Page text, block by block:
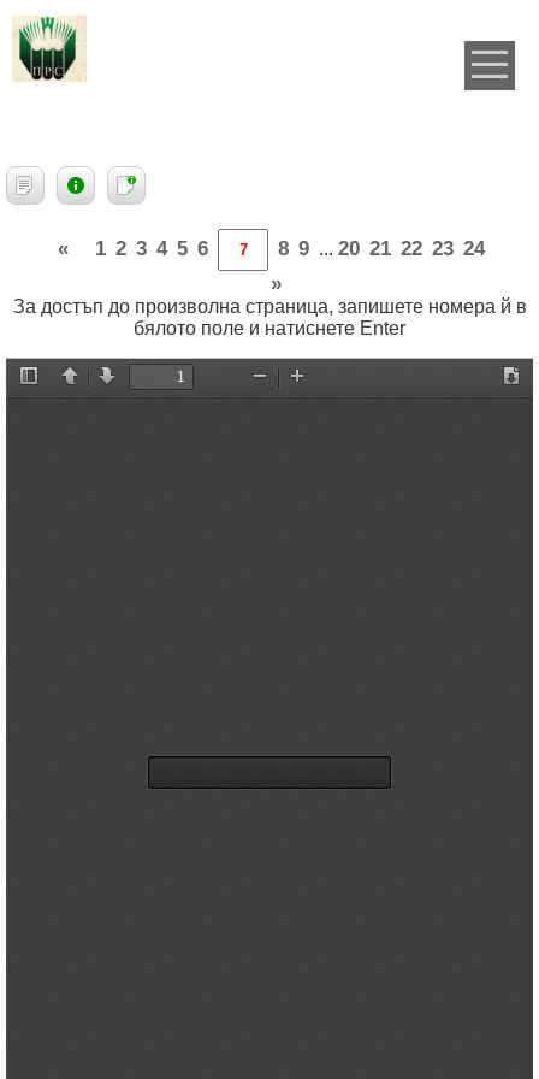
« 1 2 3 4 5 6 8 9 ... 20 21 22 23 24
»
За достъп до произволна страница, запишете номера й в
бялото поле и натиснете Enter